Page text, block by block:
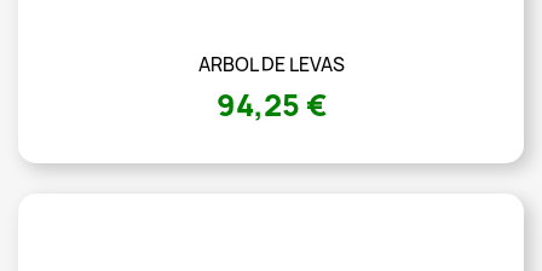
ARBOL DE LEVAS
94,25 €